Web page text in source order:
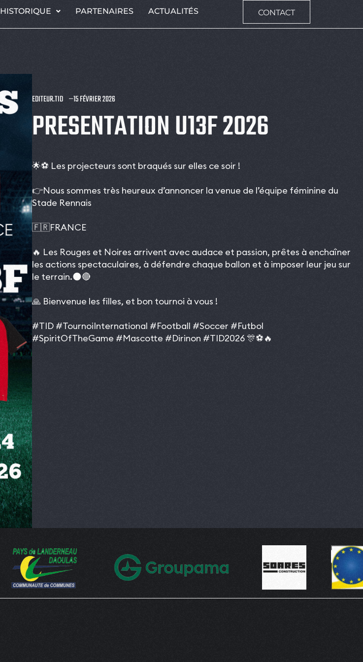
HISTORIQUE PARTENAIRES ACTUALITÉS CONTACT
EDITEUR.TID 15 FÉVRIER 2026
PRESENTATION U13F 2026
🌟⚽️ Les projecteurs sont braqués sur elles ce soir !
👉Nous sommes très heureux d’annoncer la venue de l’équipe féminine du
Stade Rennais
🇫🇷FRANCE
🔥 Les Rouges et Noires arrivent avec audace et passion, prêtes à enchaîner
les actions spectaculaires, à défendre chaque ballon et à imposer leur jeu sur
le terrain.🌑🔴
🙏 Bienvenue les filles, et bon tournoi à vous !
#TID #TournoiInternational #Football #Soccer #Futbol
#SpiritOfTheGame #Mascotte #Dirinon #TID2026 🎊⚽️🔥